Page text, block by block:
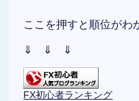
ここを押すと順位がわ
⇓ ⇓ ⇓
FX初心者ランキング